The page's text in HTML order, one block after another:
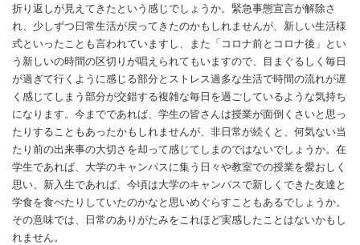
折り返しが見えてきたという感じでしょうか。緊急事態宣言が解除さ
れ、少しずつ日常生活が戻ってきたのかもしれませんが、新しい生活様
式といったことも言われていますし、また「コロナ前とコロナ後」とい
う新しいの時間の区切りが唱えられてもいますので、目まぐるしく毎日
が過ぎて行くように感じる部分とストレス過多な生活で時間の流れが遅
く感じてしまう部分が交錯する複雑な毎日を過ごしているような気持ち
になります。今までであれば、学生の皆さんは授業が面倒くさいと思っ
たりすることもあったかもしれませんが、非日常が続くと、何気ない当
たり前の出来事の大切さを却って感じてしまのではないでしょうか。在
学生であれば、大学のキャンパスに集う日々や教室での授業を愛おしく
思い、新入生であれば、今頃は大学のキャンパスで新しくできた友達と
学食を食べたりしていたのかなと思いめぐらすこともあるでしょうか。
その意味では、日常のありがたみをこれほど実感したことはないかもし
れません。